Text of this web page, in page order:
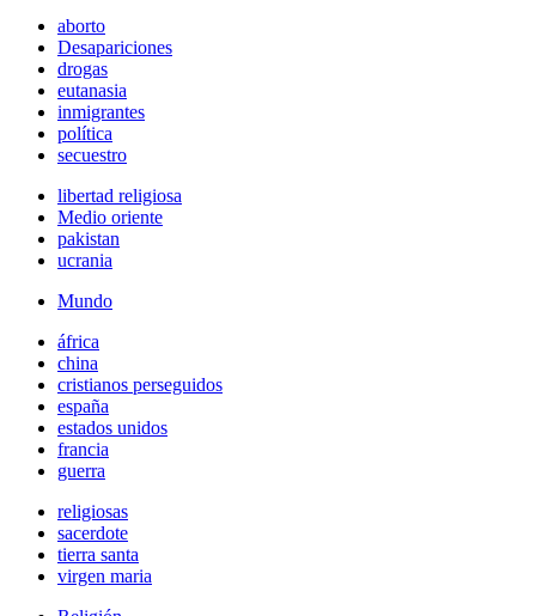
aborto
Desapariciones
drogas
eutanasia
inmigrantes
política
secuestro
libertad religiosa
Medio oriente
pakistan
ucrania
Mundo
áfrica
china
cristianos perseguidos
españa
estados unidos
francia
guerra
religiosas
sacerdote
tierra santa
virgen maria